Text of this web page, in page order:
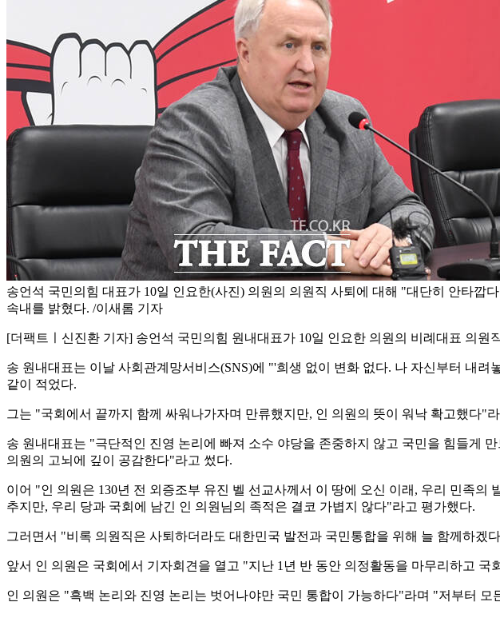
송언석 국민의힘 대표가 10일 인요한(사진) 의원의 의원직 사퇴에 대해 "대단히 안타깝
속내를 밝혔다. /이새롬 기자
[더팩트ㅣ신진환 기자] 송언석 국민의힘 원내대표가 10일 인요한 의원의 비례대표 의
송 원내대표는 이날 사회관계망서비스(SNS)에 "'희생 없이 변화 없다. 나 자신부터 내
같이 적었다.
그는 "국회에서 끝까지 함께 싸워나가자며 만류했지만, 인 의원의 뜻이 워낙 확고했다"
송 원내대표는 "극단적인 진영 논리에 빠져 소수 야당을 존중하지 않고 국민을 힘들게
의원의 고뇌에 깊이 공감한다"라고 썼다.
이어 "인 의원은 130년 전 외증조부 유진 벨 선교사께서 이 땅에 오신 이래, 우리 민족
추지만, 우리 당과 국회에 남긴 인 의원님의 족적은 결코 가볍지 않다"라고 평가했다.
그러면서 "비록 의원직은 사퇴하더라도 대한민국 발전과 국민통합을 위해 늘 함께하겠
앞서 인 의원은 국회에서 기자회견을 열고 "지난 1년 반 동안 의정활동을 마무리하고
인 의원은 "흑백 논리와 진영 논리는 벗어나야만 국민 통합이 가능하다"라며 "저부터